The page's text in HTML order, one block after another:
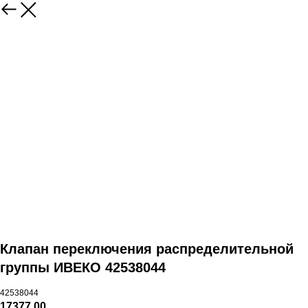
Клапан переключения распределительной
группы ИВЕКО 42538044
42538044